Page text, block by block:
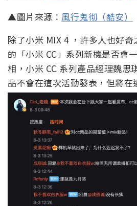
▲圖片來源： 風行鬼彻（酷安）
除了小米 MIX 4 ，許多人也好
的「小米 CC」系列新機是否會
相，小米 CC 系列產品經理魏思
品不會在這次活動發表，但將在